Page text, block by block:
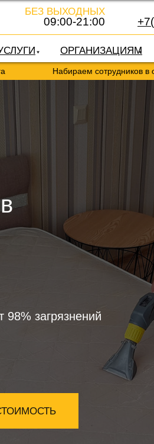
ОРГАНИЗАЦИЯМ
БЕЗ ВЫХОДНЫХ
09:00-21:00
Набираем сотрудников в отдел
загрязнений